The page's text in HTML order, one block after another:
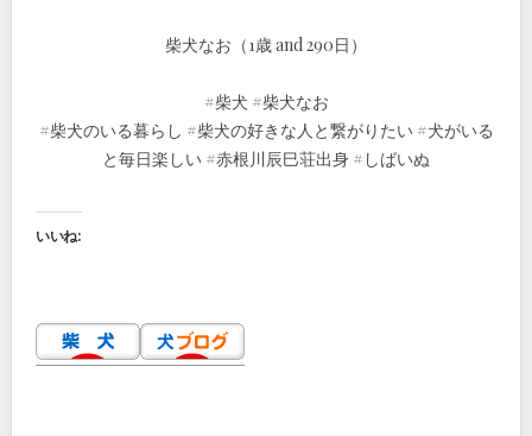
柴犬なお（1歳 and 290日）
#柴犬 #柴犬なお
#柴犬のいる暮らし #柴犬の好きな人と繋がりたい #犬がいる
と毎日楽しい #赤根川辰巳荘出身 #しばいぬ
いいね: